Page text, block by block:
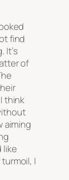
find
It’s
of
think
aiming
like
I